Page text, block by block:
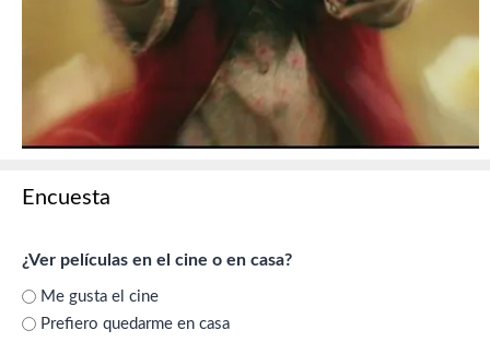
Encuesta
¿Ver películas en el cine o en casa?
Me gusta el cine
Prefiero quedarme en casa